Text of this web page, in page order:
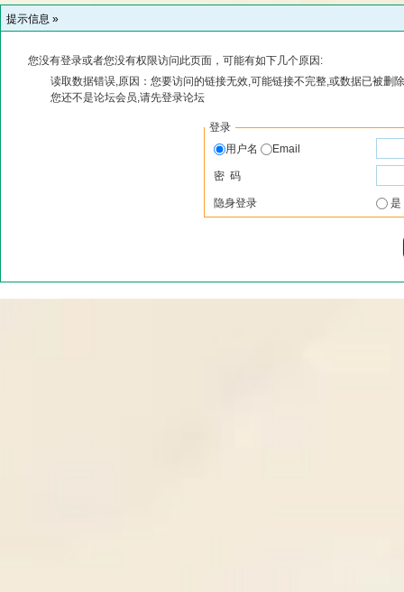
提示信息 »
您没有登录或者您没有权限访问此页面，可能有如下几个原因:
读取数据错误,原因：您要访问的链接无效,可能链接不完整,或数据已被删
您还不是论坛会员,请先登录论坛
登录
用户名
Email
密 码
隐身登录